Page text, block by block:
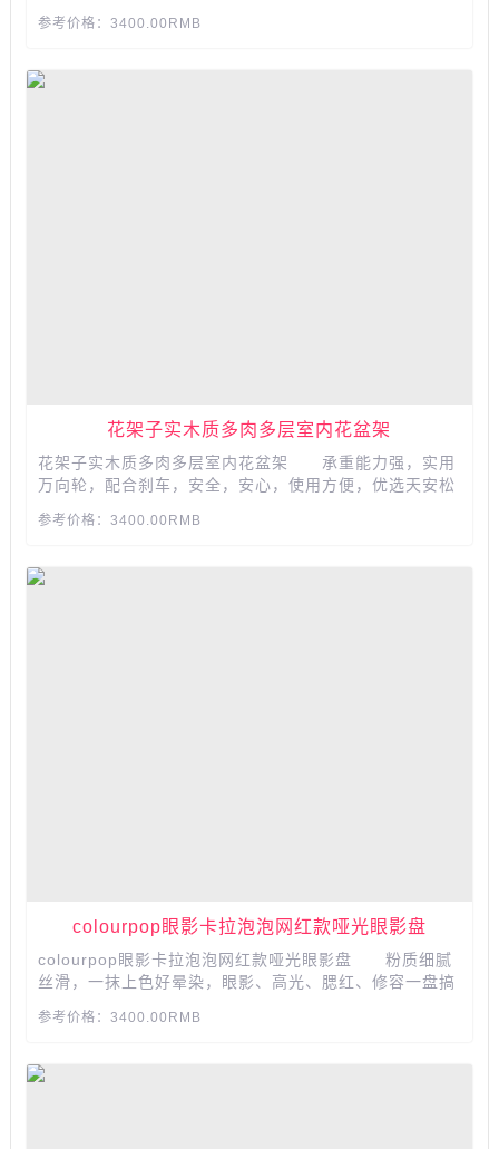
体健康;来电提醒的多功能智能手环。...
参考价格：3400.00RMB
花架子实木质多肉多层室内花盆架
花架子实木质多肉多层室内花盆架 承重能力强，实用
万向轮，配合刹车，安全，安心，使用方便，优选天安松
参考价格：3400.00RMB
colourpop眼影卡拉泡泡网红款哑光眼影盘
colourpop眼影卡拉泡泡网红款哑光眼影盘 粉质细腻
丝滑，一抹上色好晕染，眼影、高光、腮红、修容一盘搞
的闪亮。...
参考价格：3400.00RMB